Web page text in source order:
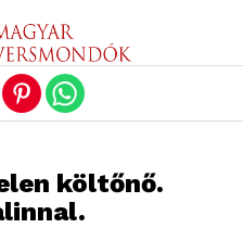
költőnő.
version